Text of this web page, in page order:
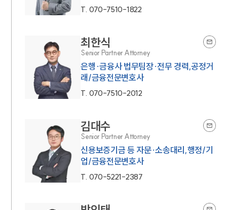
T. 070-7510-1822
최한식
Senior Partner Attorney
은행·금융사 법무팀장·전무 경력,공정거
래/금융전문변호사
T. 070-7510-2012
김대수
Senior Partner Attorney
신용보증기금 등 자문·소송대리,행정/기
업/금융전문변호사
T. 070-5221-2387